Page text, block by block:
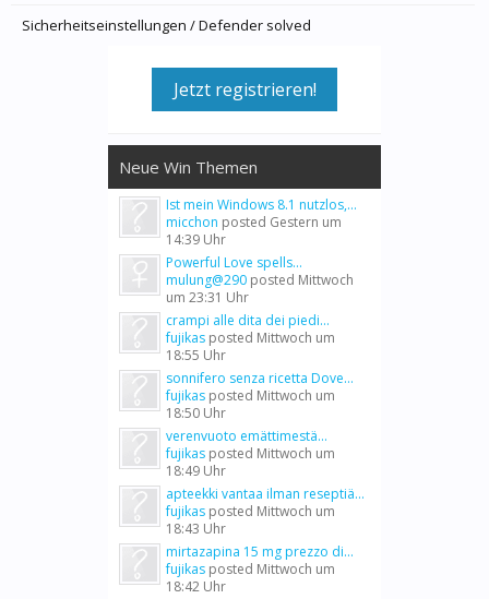
Sicherheitseinstellungen / Defender solved
Jetzt registrieren!
Neue Win Themen
Ist mein Windows 8.1 nutzlos,...
micchon posted Gestern um
14:39 Uhr
Powerful Love spells...
mulung@290 posted Mittwoch
um 23:31 Uhr
crampi alle dita dei piedi...
fujikas posted Mittwoch um
18:55 Uhr
sonnifero senza ricetta Dove...
fujikas posted Mittwoch um
18:50 Uhr
verenvuoto emättimestä...
fujikas posted Mittwoch um
18:49 Uhr
apteekki vantaa ilman reseptiä...
fujikas posted Mittwoch um
18:43 Uhr
mirtazapina 15 mg prezzo di...
fujikas posted Mittwoch um
18:42 Uhr